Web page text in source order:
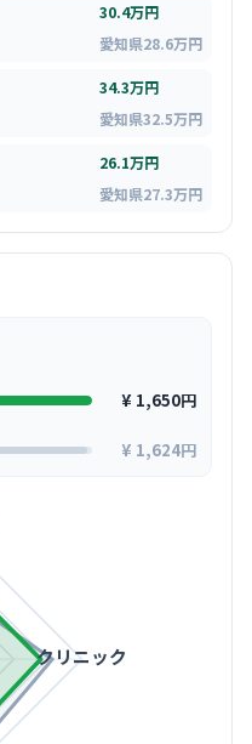
30.4万円
愛知県28.6万円
34.3万円
愛知県32.5万円
26.1万円
愛知県27.3万円
¥ 1,650円
¥ 1,624円
クリニック